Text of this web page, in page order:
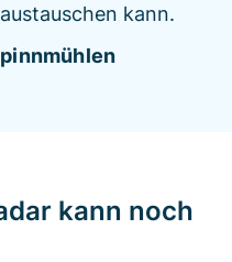
kann.
kann noch